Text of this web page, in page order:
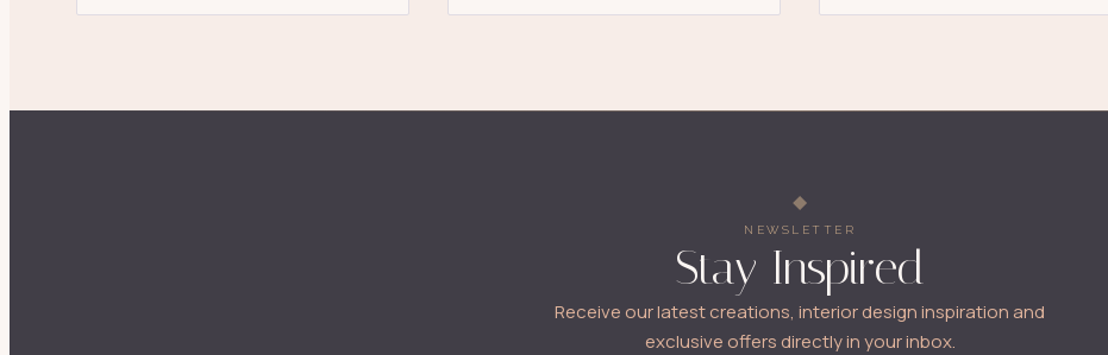
NEWSLETTER
Stay Inspired
Receive our latest creations, interior design inspiration and
exclusive offers directly in your inbox.